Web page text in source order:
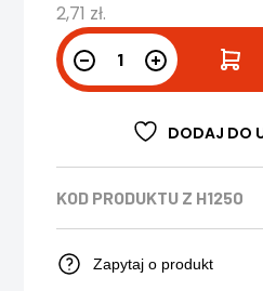
2,71 zł.
DODAJ DO
KOD PRODUKTU Z H1250
Zapytaj o produkt